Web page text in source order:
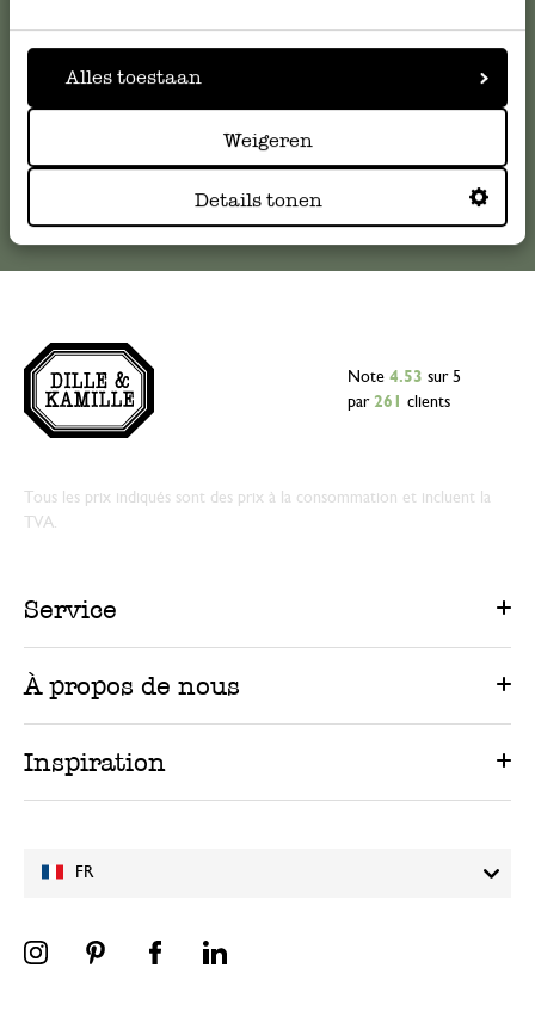
Alles toestaan
Weigeren
Details tonen
serviceclientele@dille-kamille.com
FR
Note 4.53 sur 5
par 261 clients
Tous les prix indiqués sont des prix à la consommation et incluent la
TVA.
Service
À propos de nous
Inspiration